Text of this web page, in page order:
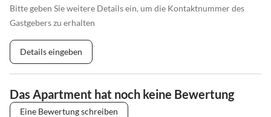
Bitte geben Sie weitere Details ein, um die Kontaktnummer des
Gastgebers zu erhalten
Details eingeben
Das Apartment hat noch keine Bewertung
Eine Bewertung schreiben